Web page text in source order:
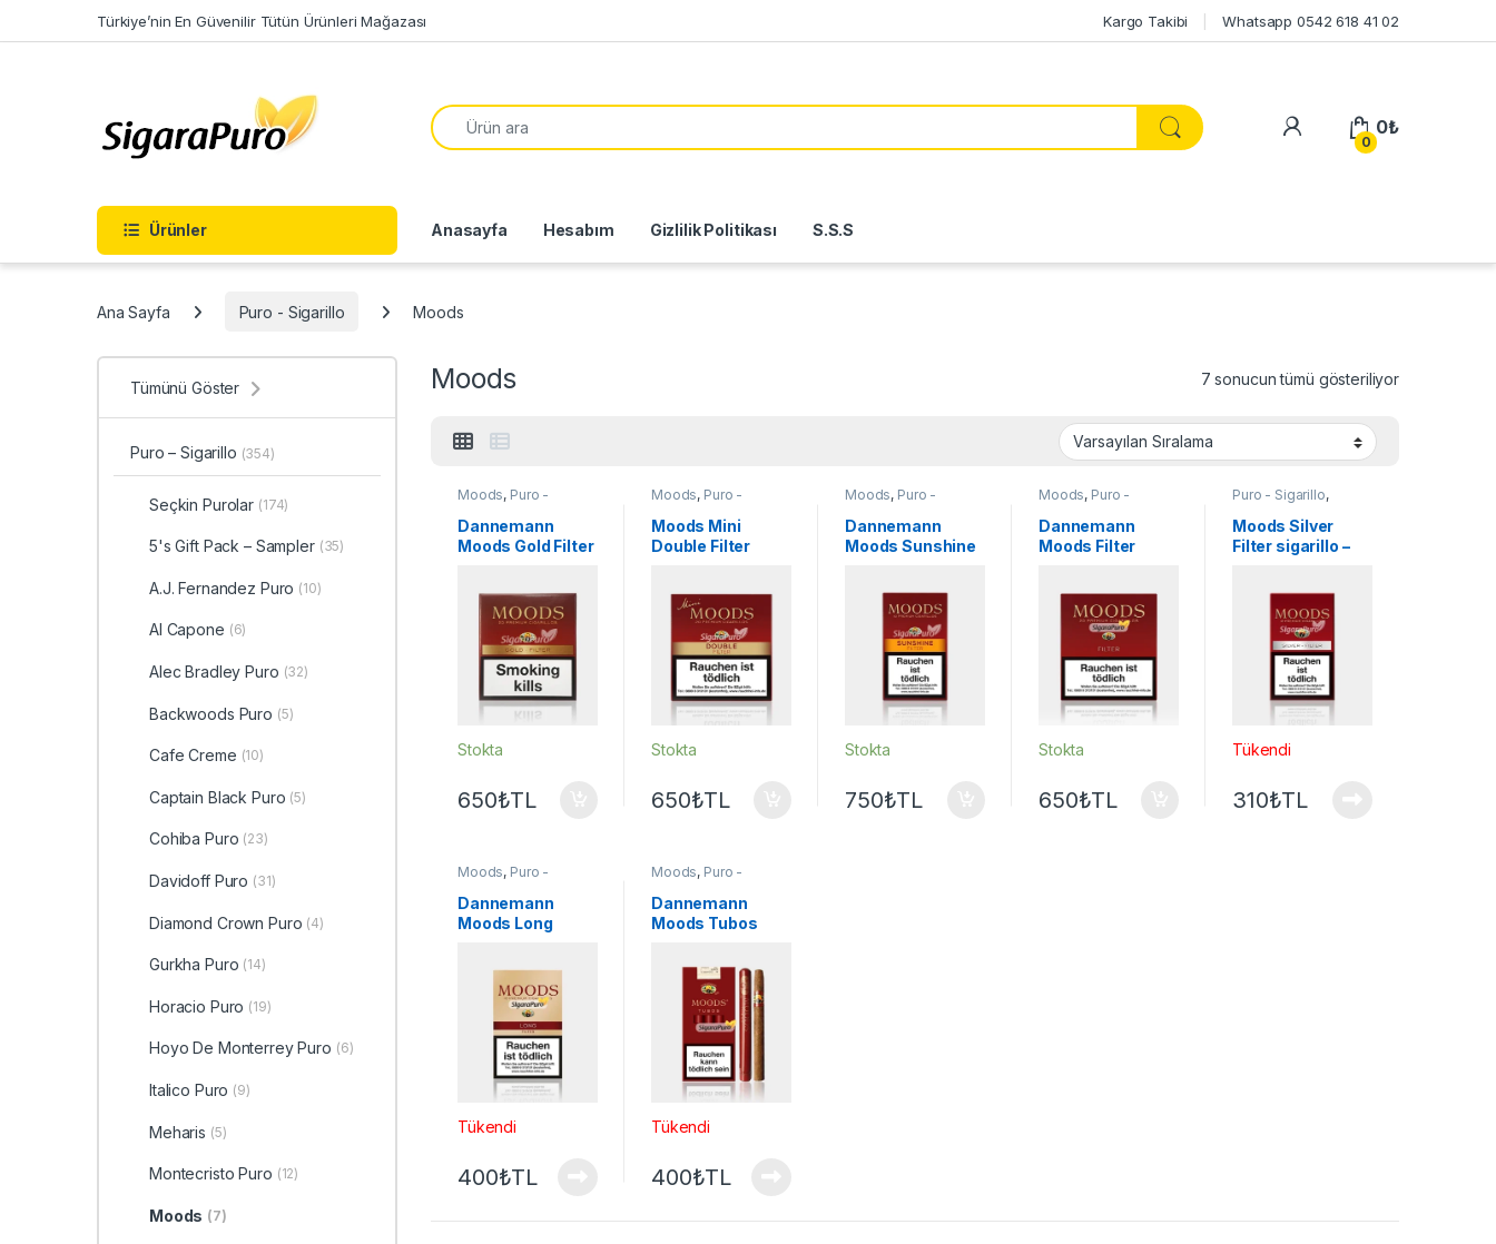
Türkiye’nin En Güvenilir Tütün Ürünleri Mağazası Kargo Takibi Whatsapp 0542 618 41 02
Search for:
My Account
0
0₺
Ürünler Anasayfa Hesabım Gizlilik Politikası S.S.S
Ana Sayfa Puro - Sigarillo Moods
Moods 7 sonucun tümü gösteriliyor
Moods, Puro -
Dannemann
Moods Gold Filter
Stokta
650₺TL
Moods, Puro -
Moods Mini
Double Filter
Stokta
650₺TL
Moods, Puro -
Dannemann
Moods Sunshine
Stokta
750₺TL
Moods, Puro -
Dannemann
Moods Filter
Stokta
650₺TL
Puro - Sigarillo,
Moods Silver
Filter sigarillo –
Tükendi
310₺TL
Moods, Puro -
Dannemann
Moods Long
Tükendi
400₺TL
Moods, Puro -
Dannemann
Moods Tubos
Tükendi
400₺TL
Tümünü Göster
Puro – Sigarillo (354)
Seçkin Purolar (174)
5's Gift Pack – Sampler (35)
A.J. Fernandez Puro (10)
Al Capone (6)
Alec Bradley Puro (32)
Backwoods Puro (5)
Cafe Creme (10)
Captain Black Puro (5)
Cohiba Puro (23)
Davidoff Puro (31)
Diamond Crown Puro (4)
Gurkha Puro (14)
Horacio Puro (19)
Hoyo De Monterrey Puro (6)
Italico Puro (9)
Meharis (5)
Montecristo Puro (12)
Moods (7)